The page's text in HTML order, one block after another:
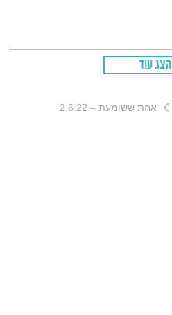
הצג עוד
אחת ששומעת – 2.6.22